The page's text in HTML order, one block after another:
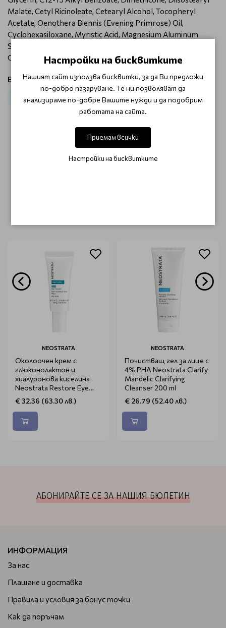
Malate, Cetyl Ricinoleate, Cetearyl Alcohol, Tocopheryl
Acetate, Oenothera Biennis (Evening Primrose) Oil,
Cyclohexasiloxane, Myristic Acid, Magnesium Aluminum
Silicate, Steareth-2, Xanthan Gum, Disodium EDTA, Caprylyl
Glycol, Phenoxyethanol, Chlorphenesin.
Виж продукти от категория:
Лице Дневен крем За суха и чувствителна кожа
ОТЗИВИ (0)
Този продукт няма отзиви.
NEOSTRATA
Околоочен крем с
глюконолактон и
хиалуронова киселина
Neostrata Restore Eye
Cream 15g
€ 32.36 (63.30 лв.)
NEOSTRATA
Почистващ гел за лице с
4% РНА Neostrata Clarify
Mandelic Clarifying
Cleanser 200 ml
€ 26.79 (52.40 лв.)
АБОНИРАЙТЕ СЕ ЗА НАШИЯ БЮЛЕТИН
ИНФОРМАЦИЯ
За нас
Плащане и доставка
Правила и условия за бонус точки
Как да поръчам
Настройки на бисквитките
Нашият сайт използва бисквитки, за да Ви предложи
по-добро пазаруване. Те ни позволяват да
анализираме по-добре Вашите нужди и да подобрим
работата на сайта.
Приемам всички
Настройки на бисквитките